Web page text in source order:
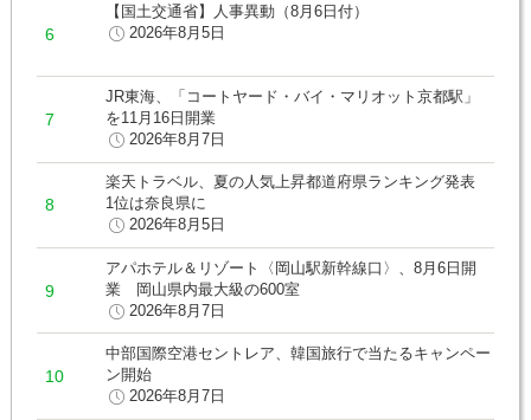
【国土交通省】人事異動（8月6日付）
2026年8月5日
JR東海、「コートヤード・バイ・マリオット京都駅」
を11月16日開業
2026年8月7日
楽天トラベル、夏の人気上昇都道府県ランキング発表
1位は奈良県に
2026年8月5日
アパホテル＆リゾート〈岡山駅新幹線口〉、8月6日開
業 岡山県内最大級の600室
2026年8月7日
中部国際空港セントレア、韓国旅行で当たるキャンペー
ン開始
2026年8月7日